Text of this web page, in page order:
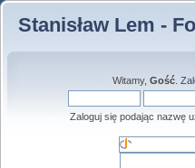
Stanisław Lem -
Witamy, Gość.
Zaloguj się podając nazwę